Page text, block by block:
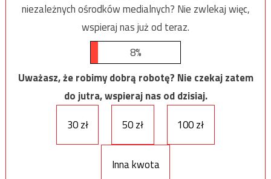
niezależnych ośrodków medialnych? Nie zwlekaj więc,
wspieraj nas już od teraz.
8%
Uważasz, że robimy dobrą robotę? Nie czekaj zatem
do jutra, wspieraj nas od dzisiaj.
30 zł
50 zł 100 zł
Inna kwota